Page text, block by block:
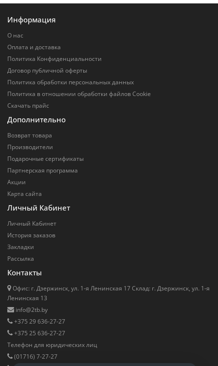
Информация
О нас
Оплата и доставка
Политика Конфиденциальности
Договор публичной оферты
Политика обработки персональных данных
Политика в отношении обработки файлов Cookie
Скачать прайс
Дополнительно
Возврат товара
Производители
Подарочные сертификаты
Партнерская программа
Акции
Карта сайта
Личный Кабинет
Личный Кабинет
История заказов
Закладки
Рассылка
Контакты
Офис: г. Дзержинск, ул. 1-я Ленинская 17 Cклад: г. Дзержинск, ул. 1-я
Ленинская 13
info@2tb.by
+375 29 636-27-27
+375 25 636-27-27
Телефон для юридических лиц
(01716) 7-27-27